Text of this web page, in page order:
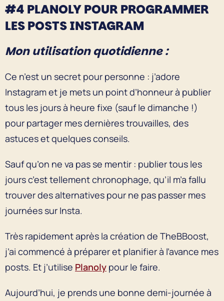
#4 PLANOLY POUR PROGRAMMER
LES POSTS INSTAGRAM
Mon utilisation quotidienne :
Ce n’est un secret pour personne : j’adore
Instagram et je mets un point d’honneur à publier
tous les jours à heure fixe (sauf le dimanche !)
pour partager mes dernières trouvailles, des
astuces et quelques conseils.
Sauf qu’on ne va pas se mentir : publier tous les
jours c’est tellement chronophage, qu’il m’a fallu
trouver des alternatives pour ne pas passer mes
journées sur Insta.
Très rapidement après la création de TheBBoost,
j’ai commencé à préparer et planifier à l’avance mes
posts. Et j’utilise Planoly pour le faire.
Aujourd’hui, je prends une bonne demi-journée à